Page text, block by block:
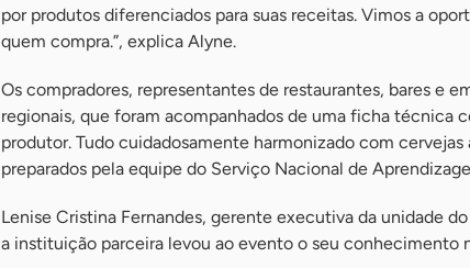
por produtos diferenciados para suas receitas. Vimos a
quem compra.”, explica Alyne.
Os compradores, representantes de restaurantes, bares e
regionais, que foram acompanhados de uma ficha técnica
produtor. Tudo cuidadosamente harmonizado com cervejas
preparados pela equipe do Serviço Nacional de
Lenise Cristina Fernandes, gerente executiva da unidade
a instituição parceira levou ao evento o seu conhecimento